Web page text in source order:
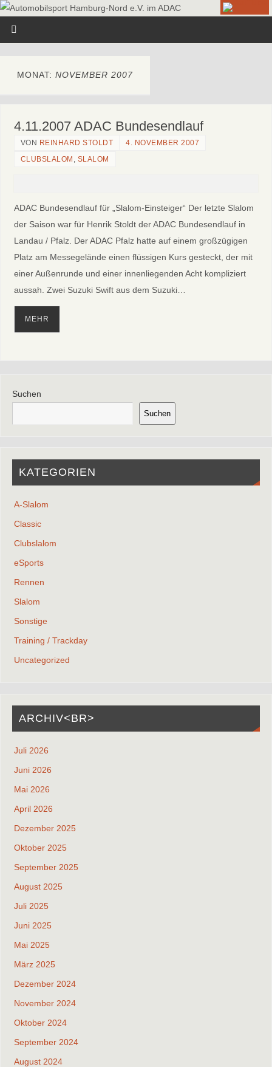
MONAT: NOVEMBER 2007
4.11.2007 ADAC Bundesendlauf
VON REINHARD STOLDT
4. NOVEMBER 2007
CLUBSLALOM , SLALOM
ADAC Bundesendlauf für „Slalom-Einsteiger“ Der letzte Slalom
der Saison war für Henrik Stoldt der ADAC Bundesendlauf in
Landau / Pfalz. Der ADAC Pfalz hatte auf einem großzügigen
Platz am Messegelände einen flüssigen Kurs gesteckt, der mit
einer Außenrunde und einer innenliegenden Acht kompliziert
aussah. Zwei Suzuki Swift aus dem Suzuki…
MEHR
Suchen
Suchen
KATEGORIEN
A-Slalom
Classic
Clubslalom
eSports
Rennen
Slalom
Sonstige
Training / Trackday
Uncategorized
ARCHIV<BR>
Juli 2026
Juni 2026
Mai 2026
April 2026
Dezember 2025
Oktober 2025
September 2025
August 2025
Juli 2025
Juni 2025
Mai 2025
März 2025
Dezember 2024
November 2024
Oktober 2024
September 2024
August 2024